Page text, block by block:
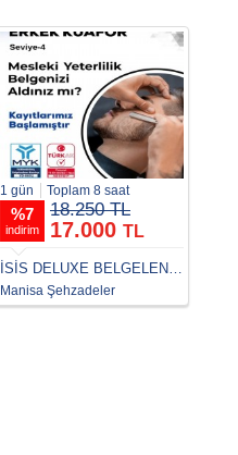
1 gün Toplam 8 saat
%7
indirim
18.250 TL
17.000 TL
İSİS DELUXE BELGELENDİRME
Manisa Şehzadeler